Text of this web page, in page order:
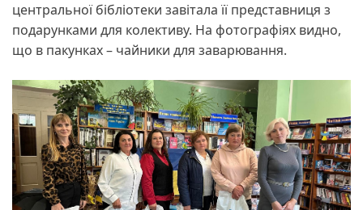
центральної бібліотеки завітала її представниця з
подарунками для колективу. На фотографіях видно,
що в пакунках – чайники для заварювання.